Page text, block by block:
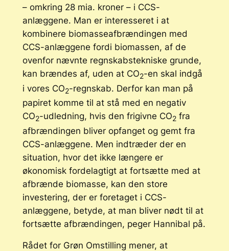
– omkring 28 mia. kroner – i CCS-
anlæggene. Man er interesseret i at
kombinere biomasseafbrændingen med
CCS-anlæggene fordi biomassen, af de
ovenfor nævnte regnskabstekniske grunde,
kan brændes af, uden at CO2-en skal indgå
i vores CO2-regnskab. Derfor kan man på
papiret komme til at stå med en negativ
CO2-udledning, hvis den frigivne CO2fra
afbrændingen bliver opfanget og gemt fra
CCS-anlæggene. Men indtræder der en
situation, hvor det ikke længere er
økonomisk fordelagtigt at fortsætte med at
afbrænde biomasse, kan den store
investering, der er foretaget i CCS-
anlæggene, betyde, at man bliver nødt til at
fortsætte afbrændingen, peger Hannibal på.
Rådet for Grøn Omstilling mener, at